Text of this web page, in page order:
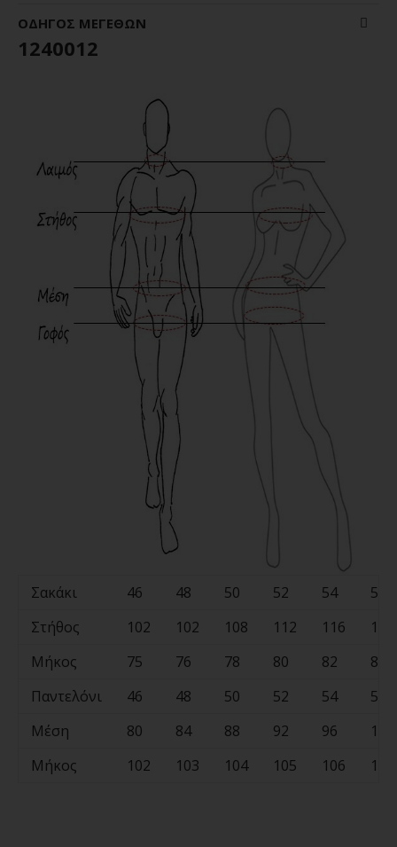
ΟΔΗΓΌΣ ΜΕΓΕΘΏΝ
1240012
Σακάκι 46 48 50 52 54
56
Στήθος
102 102 108 112 116
120
Μήκος
75 76 78 80 82
84
Παντελόνι
46 48 50 52 54
56
Μέση
80 84 88 92 96
100
Μήκος
102 103 104 105 106 107